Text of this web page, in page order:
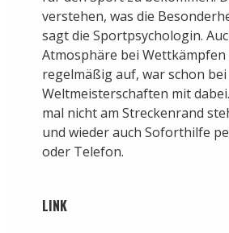
verstehen, was die
sagt die Sportpsychologin.
Atmosphäre bei Wettkämpfen
regelmäßig auf, war schon
Weltmeisterschaften mit
mal nicht am Streckenrand
und wieder auch Soforthilfe
oder Telefon.
LINK